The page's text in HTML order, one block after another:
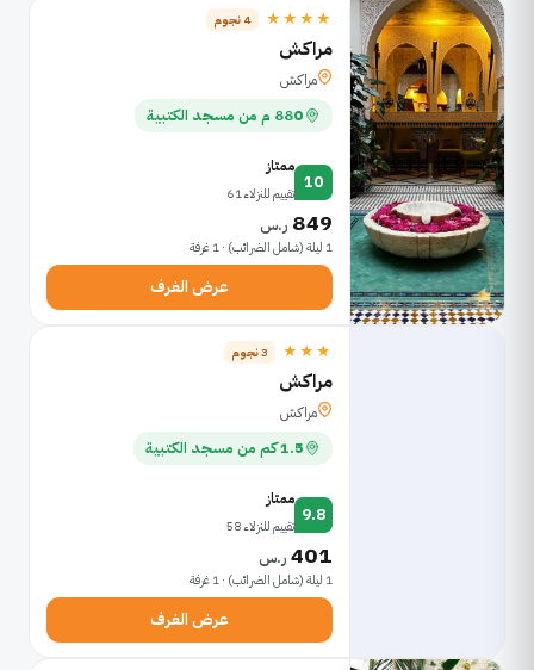
★★★★ 4 نجوم
مراكش
مراكش
880 م من مسجد الكتبية
10
ممتاز
تقييم للنزلاء 61
849 ر.س
1 ليلة (شامل الضرائب) · 1 غرفة
عرض الغرف
★★★ 3 نجوم
مراكش
مراكش
1.5 كم من مسجد الكتبية
9.8
ممتاز
تقييم للنزلاء 58
401 ر.س
1 ليلة (شامل الضرائب) · 1 غرفة
عرض الغرف